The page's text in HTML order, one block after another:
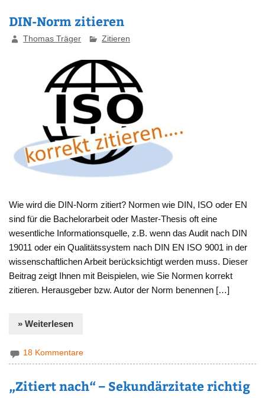
DIN-Norm zitieren
Thomas Träger Zitieren
Wie wird die DIN-Norm zitiert? Normen wie DIN, ISO oder EN
sind für die Bachelorarbeit oder Master-Thesis oft eine
wesentliche Informationsquelle, z.B. wenn das Audit nach DIN
19011 oder ein Qualitätssystem nach DIN EN ISO 9001 in der
wissenschaftlichen Arbeit berücksichtigt werden muss. Dieser
Beitrag zeigt Ihnen mit Beispielen, wie Sie Normen korrekt
zitieren. Herausgeber bzw. Autor der Norm benennen […]
» Weiterlesen
18 Kommentare
„Zitiert nach“ – Sekundärzitate richtig